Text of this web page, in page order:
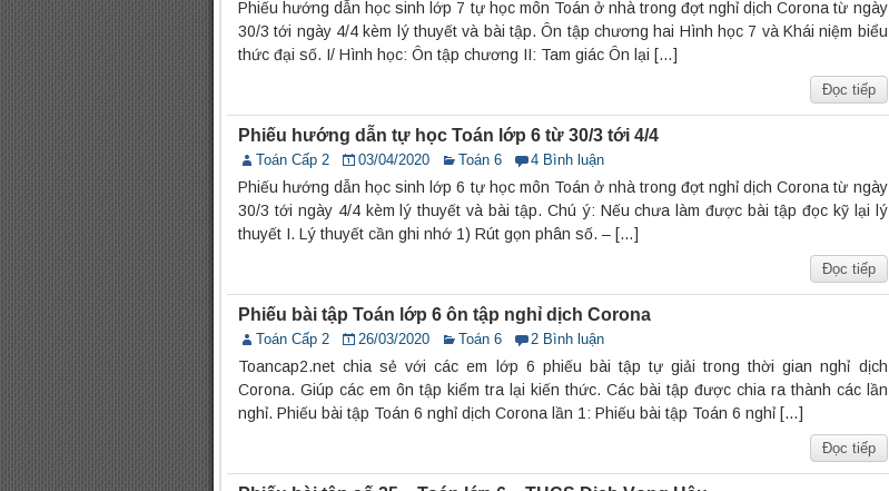
Phiếu hướng dẫn học sinh lớp 7 tự học môn Toán ở nhà trong đợt nghỉ dịch Corona từ ngày
30/3 tới ngày 4/4 kèm lý thuyết và bài tập. Ôn tập chương hai Hình học 7 và Khái niệm biểu
thức đại số. I/ Hình học: Ôn tập chương II: Tam giác Ôn lại […]
Đọc tiếp
Phiếu hướng dẫn tự học Toán lớp 6 từ 30/3 tới 4/4
Toán Cấp 2 03/04/2020 Toán 6 4 Bình luận
Phiếu hướng dẫn học sinh lớp 6 tự học môn Toán ở nhà trong đợt nghỉ dịch Corona từ ngày
30/3 tới ngày 4/4 kèm lý thuyết và bài tập. Chú ý: Nếu chưa làm được bài tập đọc kỹ lại lý
thuyết I. Lý thuyết cần ghi nhớ 1) Rút gọn phân số. – […]
Đọc tiếp
Phiếu bài tập Toán lớp 6 ôn tập nghỉ dịch Corona
Toán Cấp 2 26/03/2020 Toán 6 2 Bình luận
Toancap2.net chia sẻ với các em lớp 6 phiếu bài tập tự giải trong thời gian nghỉ dịch
Corona. Giúp các em ôn tập kiểm tra lại kiến thức. Các bài tập được chia ra thành các lần
nghỉ. Phiếu bài tập Toán 6 nghỉ dịch Corona lần 1: Phiếu bài tập Toán 6 nghỉ […]
Đọc tiếp